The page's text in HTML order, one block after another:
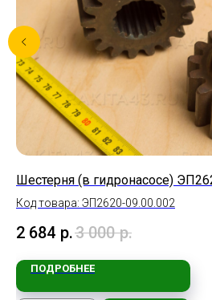
Шестерня (в гидронасосе)
Код товара: ЭП2620-09.00.002
2 684 р.3 000 р.
ПОДРОБНЕЕ